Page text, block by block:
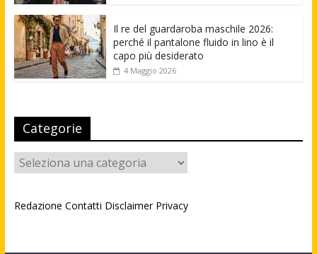
Il re del guardaroba maschile 2026:
perché il pantalone fluido in lino è il
capo più desiderato
4 Maggio 2026
Categorie
Categorie
Redazione Contatti Disclaimer Privacy